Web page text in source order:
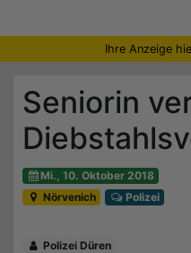
Ihre Anzeige
Seniorin
Mi., 10. Oktober 2018
Nörvenich
Polizei
Polizei Düren